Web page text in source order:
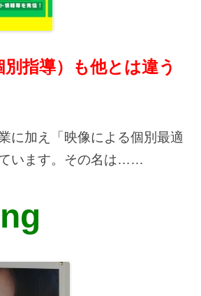
指導）も他とは違う
に加え「映像による個別最適
います。その名は……